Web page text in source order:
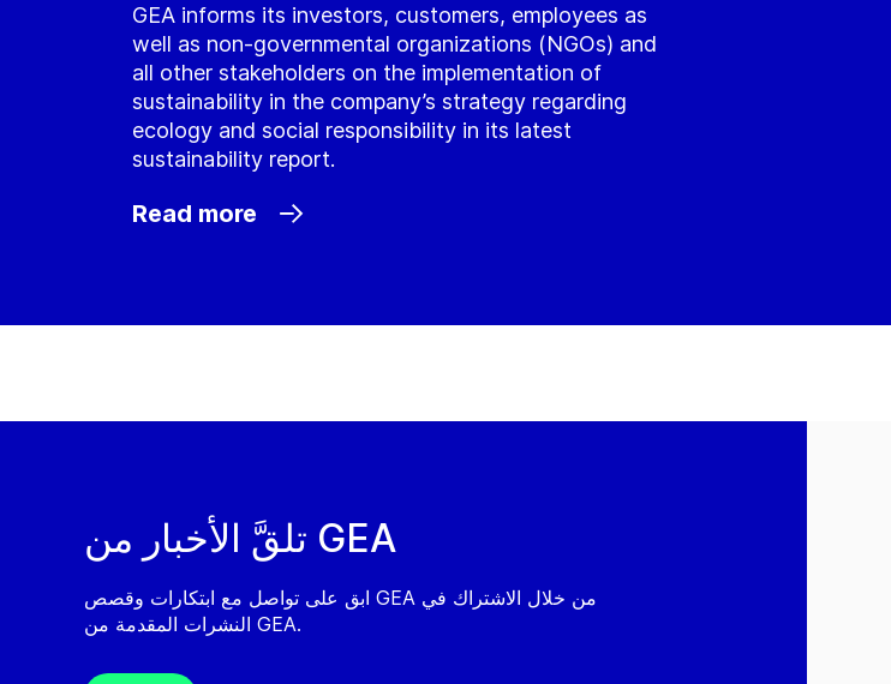
GEA informs its investors, customers, employees as
well as non-governmental organizations (NGOs) and
all other stakeholders on the implementation of
sustainability in the company’s strategy regarding
ecology and social responsibility in its latest
sustainability report.
Read more
تلقَّ الأخبار من GEA
ابق على تواصل مع ابتكارات وقصص GEA من خلال الاشتراك في
النشرات المقدمة من GEA.